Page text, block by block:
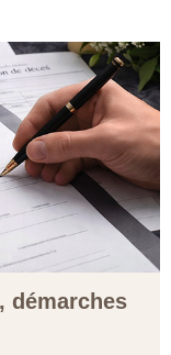
démarches